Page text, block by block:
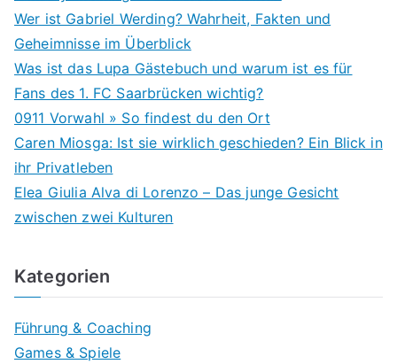
Wer ist Gabriel Werding? Wahrheit, Fakten und
Geheimnisse im Überblick
Was ist das Lupa Gästebuch und warum ist es für
Fans des 1. FC Saarbrücken wichtig?
0911 Vorwahl » So findest du den Ort
Caren Miosga: Ist sie wirklich geschieden? Ein Blick in
ihr Privatleben
Elea Giulia Alva di Lorenzo – Das junge Gesicht
zwischen zwei Kulturen
Kategorien
Führung & Coaching
Games & Spiele